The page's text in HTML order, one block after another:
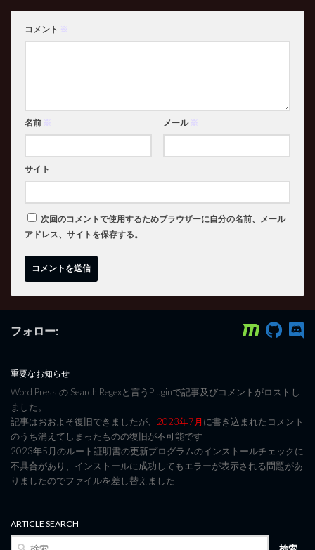
コメント ※
名前 ※ メール ※
サイト
次回のコメントで使用するためブラウザーに自分の名前、メール
アドレス、サイトを保存する。
フォロー:
重要なお知らせ
Word Press の Search Regexと言うPluginで記事及びコメントがロストし
ました。
記事はおおよそ復旧できましたが、 2023年7月に書き込まれたコメント
のうち消えてしまったものの復旧が不可能です
2023年5月のルート証明書の更新プログラムのインストールチェックに
不具合があり、インストールに成功してもエラーが表示される問題があ
りましたのでファイルを差し替えました
ARTICLE SEARCH
検